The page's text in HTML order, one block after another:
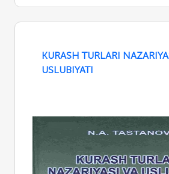
KURASH TURLARI
USLUBIYATI